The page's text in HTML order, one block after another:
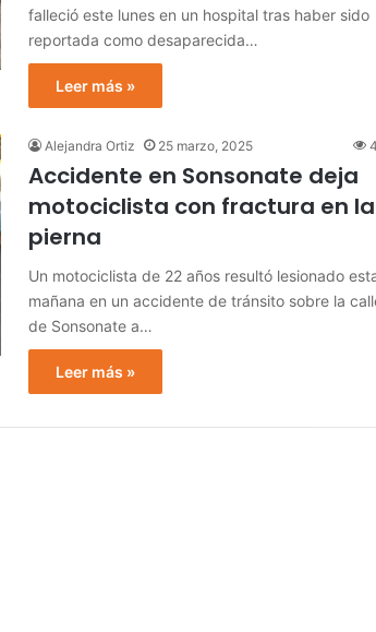
falleció este lunes en un hospital tras haber sido
reportada como desaparecida…
Leer más »
Alejandra Ortiz 25 marzo, 2025
Accidente en Sonsonate deja
motociclista con fractura en la
pierna
Un motociclista de 22 años resultó lesionado
mañana en un accidente de tránsito sobre la
de Sonsonate a…
Leer más »